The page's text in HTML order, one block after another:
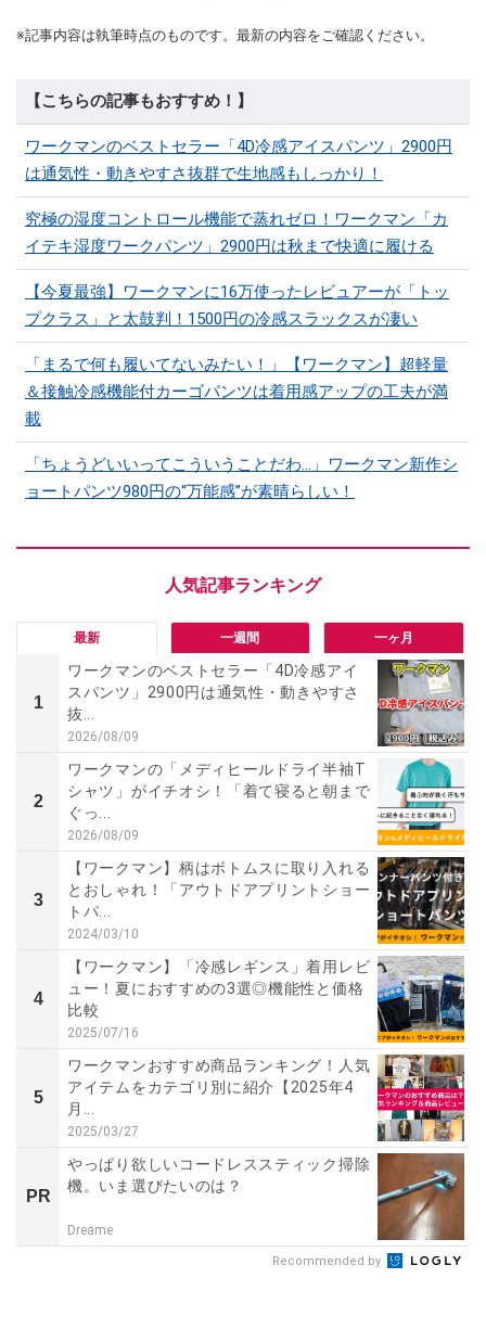
※記事内容は執筆時点のものです。最新の内容をご確認ください。
【こちらの記事もおすすめ！】
ワークマンのベストセラー「4D冷感アイスパンツ」2900円
は通気性・動きやすさ抜群で生地感もしっかり！
究極の湿度コントロール機能で蒸れゼロ！ワークマン「カ
イテキ湿度ワークパンツ」2900円は秋まで快適に履ける
【今夏最強】ワークマンに16万使ったレビュアーが「トッ
プクラス」と太鼓判！1500円の冷感スラックスが凄い
「まるで何も履いてないみたい！」【ワークマン】超軽量
＆接触冷感機能付カーゴパンツは着用感アップの工夫が満
載
「ちょうどいいってこういうことだわ...」ワークマン新作シ
ョートパンツ980円の“万能感”が素晴らしい！
最新 一週間 一ヶ月
1
ワークマンのベストセラー「4D冷感アイ
スパンツ」2900円は通気性・動きやすさ
抜...
2026/08/09
2
ワークマンの「メディヒールドライ半袖T
シャツ」がイチオシ！「着て寝ると朝まで
ぐっ...
2026/08/09
3
【ワークマン】柄はボトムスに取り入れる
とおしゃれ！「アウトドアプリントショー
トパ...
2024/03/10
4
【ワークマン】「冷感レギンス」着用レビ
ュー！夏におすすめの3選◎機能性と価格
比較
2025/07/16
5
ワークマンおすすめ商品ランキング！人気
アイテムをカテゴリ別に紹介【2025年4
月...
2025/03/27
PR
やっぱり欲しいコードレススティック掃除
機。いま選びたいのは？
Dreame
Recommended by